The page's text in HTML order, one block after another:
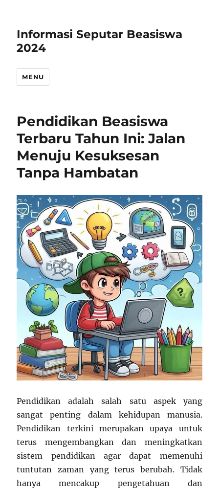
Informasi Seputar Beasiswa
2024
MENU
Pendidikan Beasiswa
Terbaru Tahun Ini: Jalan
Menuju Kesuksesan
Tanpa Hambatan
Pendidikan adalah salah satu aspek yang
sangat penting dalam kehidupan manusia.
Pendidikan terkini merupakan upaya untuk
terus mengembangkan dan meningkatkan
sistem pendidikan agar dapat memenuhi
tuntutan zaman yang terus berubah. Tidak
hanya mencakup pengetahuan dan